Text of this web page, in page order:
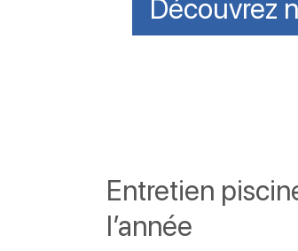
Découvrez
Entretien
l’année